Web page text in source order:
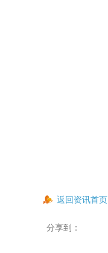
返回资讯首页
分享到：